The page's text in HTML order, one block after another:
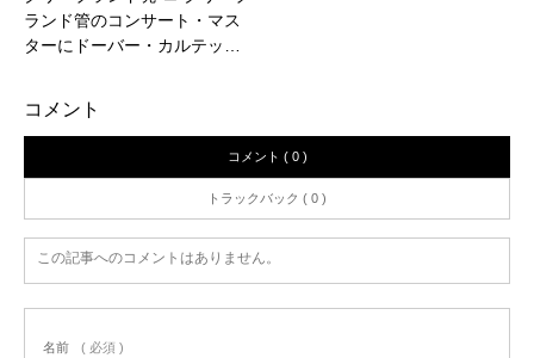
ランド管のコンサート・マス
ターにドーバー・カルテッ…
コメント
コメント ( 0 )
トラックバック ( 0 )
この記事へのコメントはありません。
名前 ( 必須 )